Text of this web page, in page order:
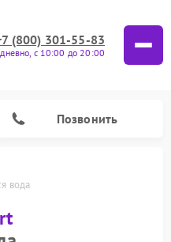
(800) 301-55-83
с 10:00 до 20:00
Позвонить
вода